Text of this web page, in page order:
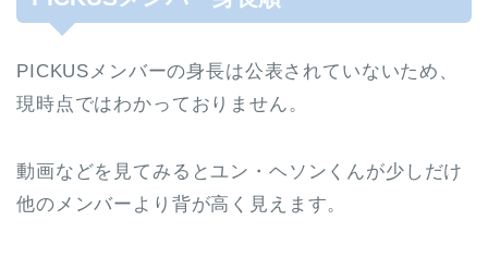
PICKUSメンバーの身長は公表されていないため、
現時点ではわかっておりません。
動画などを見てみるとユン・ヘソンくんが少しだけ
他のメンバーより背が高く見えます。